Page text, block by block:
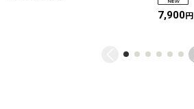
7,900円